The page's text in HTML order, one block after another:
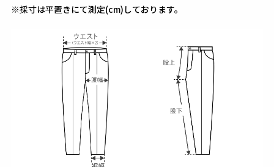
※採寸は平置きにて測定(cm)しております。